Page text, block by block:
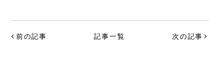
前の記事 記事一覧 次の記事